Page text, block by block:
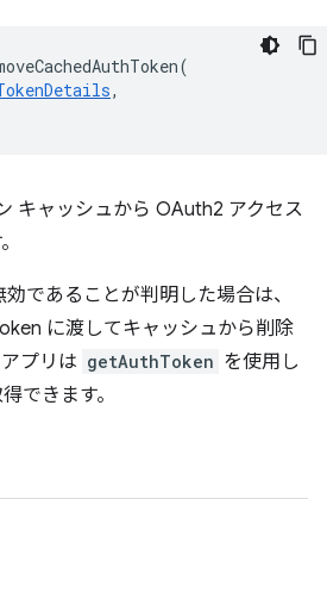
(
,
キャッシュから OAuth2 アクセス
であることが判明した場合は、
に渡してキャッシュから削除
プリは getAuthToken を使用し
できます。